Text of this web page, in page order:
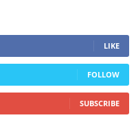
LIKE
FOLLOW
SUBSCRIBE